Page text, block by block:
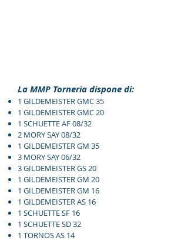
La MMP Torneria dispone di:
1 GILDEMEISTER GMC 35
1 GILDEMEISTER GMC 20
1 SCHUETTE AF 08/32
2 MORY SAY 08/32
1 GILDEMEISTER GM 35
3 MORY SAY 06/32
3 GILDEMEISTER GS 20
1 GILDEMEISTER GM 20
1 GILDEMEISTER GM 16
1 GILDEMEISTER AS 16
1 SCHUETTE SF 16
1 SCHUETTE SD 32
1 TORNOS AS 14